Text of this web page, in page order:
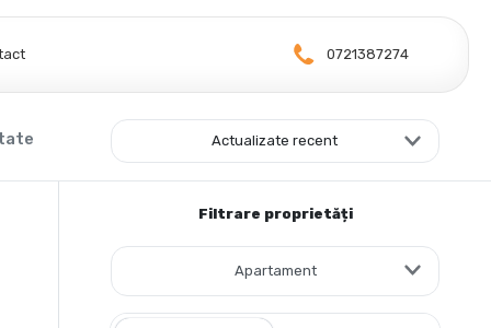
0721387274
Actualizate recent
Filtrare proprietăți
Apartament